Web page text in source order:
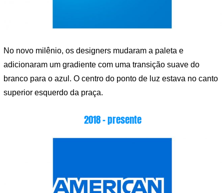
No novo milênio, os designers mudaram a paleta e
adicionaram um gradiente com uma transição suave do
branco para o azul. O centro do ponto de luz estava no canto
superior esquerdo da praça.
2018 – presente